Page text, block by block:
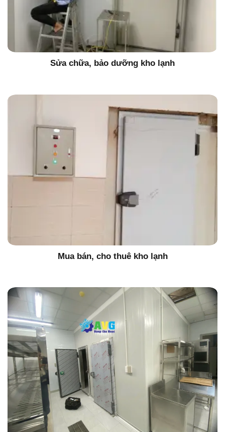
Sửa chữa, bảo dưỡng kho lạnh
Mua bán, cho thuê kho lạnh